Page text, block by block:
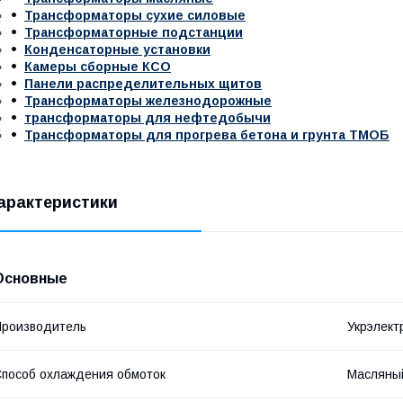
Трансформаторы сухие силовые
Трансформаторные подстанции
Конденсаторные установки
Камеры сборные КСО
Панели распределительных щитов
Трансформаторы железнодорожные
трансформаторы для нефтедобычи
Трансформаторы для прогрева бетона и грунта ТМОБ
охлаждения обмоток